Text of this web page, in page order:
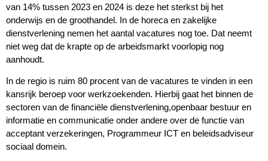
van 14% tussen 2023 en 2024 is deze het sterkst bij het
onderwijs en de groothandel. In de horeca en zakelijke
dienstverlening nemen het aantal vacatures nog toe. Dat neemt
niet weg dat de krapte op de arbeidsmarkt voorlopig nog
aanhoudt.
In de regio is ruim 80 procent van de vacatures te vinden in een
kansrijk beroep voor werkzoekenden. Hierbij gaat het binnen de
sectoren van de financiële dienstverlening,openbaar bestuur en
informatie en communicatie onder andere over de functie van
acceptant verzekeringen, Programmeur ICT en beleidsadviseur
sociaal domein.